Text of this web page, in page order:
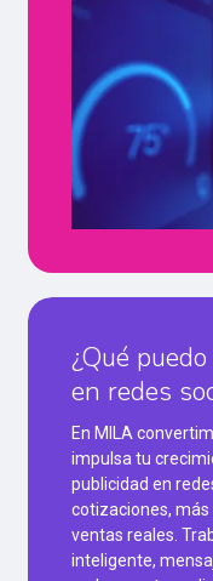
¿Qué
en redes
En MILA
impulsa tu
publicidad en
cotizaciones, más
ventas reales.
inteligente,